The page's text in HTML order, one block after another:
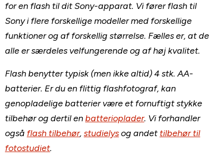
for en flash til dit Sony-apparat. Vi fører flash til
Sony i flere forskellige modeller med forskellige
funktioner og af forskellig størrelse. Fælles er, at de
alle er særdeles velfungerende og af høj kvalitet.
Flash benytter typisk (men ikke altid) 4 stk. AA-
batterier. Er du en flittig flashfotograf, kan
genopladelige batterier være et fornuftigt stykke
tilbehør og dertil enbatterioplader. Vi forhandler
også flash tilbehør, studielysog andet tilbehør til
fotostudiet.